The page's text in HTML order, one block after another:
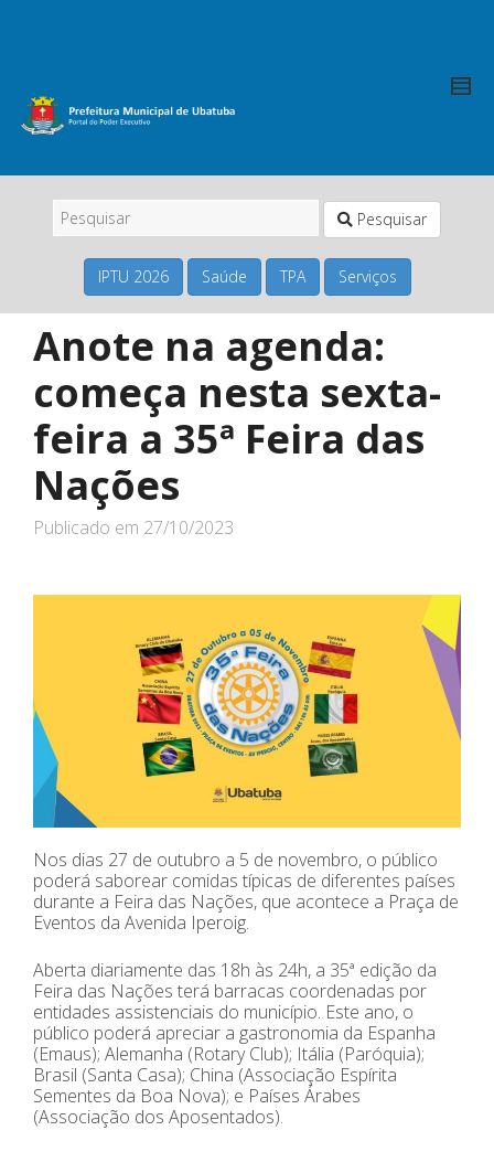
Pesquisar
IPTU 2026 Saúde TPA Serviços
Anote na agenda:
começa nesta sexta-
feira a 35ª Feira das
Nações
Publicado em 27/10/2023
Nos dias 27 de outubro a 5 de novembro, o público
poderá saborear comidas típicas de diferentes países
durante a Feira das Nações, que acontece a Praça de
Eventos da Avenida Iperoig.
Aberta diariamente das 18h às 24h, a 35ª edição da
Feira das Nações terá barracas coordenadas por
entidades assistenciais do município. Este ano, o
público poderá apreciar a gastronomia da Espanha
(Emaus); Alemanha (Rotary Club); Itália (Paróquia);
Brasil (Santa Casa); China (Associação Espírita
Sementes da Boa Nova); e Países Árabes
(Associação dos Aposentados).